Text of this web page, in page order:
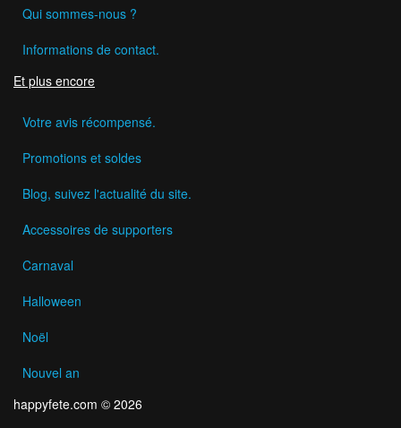
Qui sommes-nous ?
Informations de contact.
Et plus encore
Votre avis récompensé.
Promotions et soldes
Blog, suivez l'actualité du site.
Accessoires de supporters
Carnaval
Halloween
Noël
Nouvel an
happyfete.com © 2026